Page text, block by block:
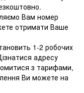
Вам номер
отримати Ваше
1-2 робочих
адресу
з тарифами,
Ви можете на